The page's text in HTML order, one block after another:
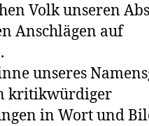
Volk unseren
Anschlägen auf
unseres
kritikwürdiger
in Wort und